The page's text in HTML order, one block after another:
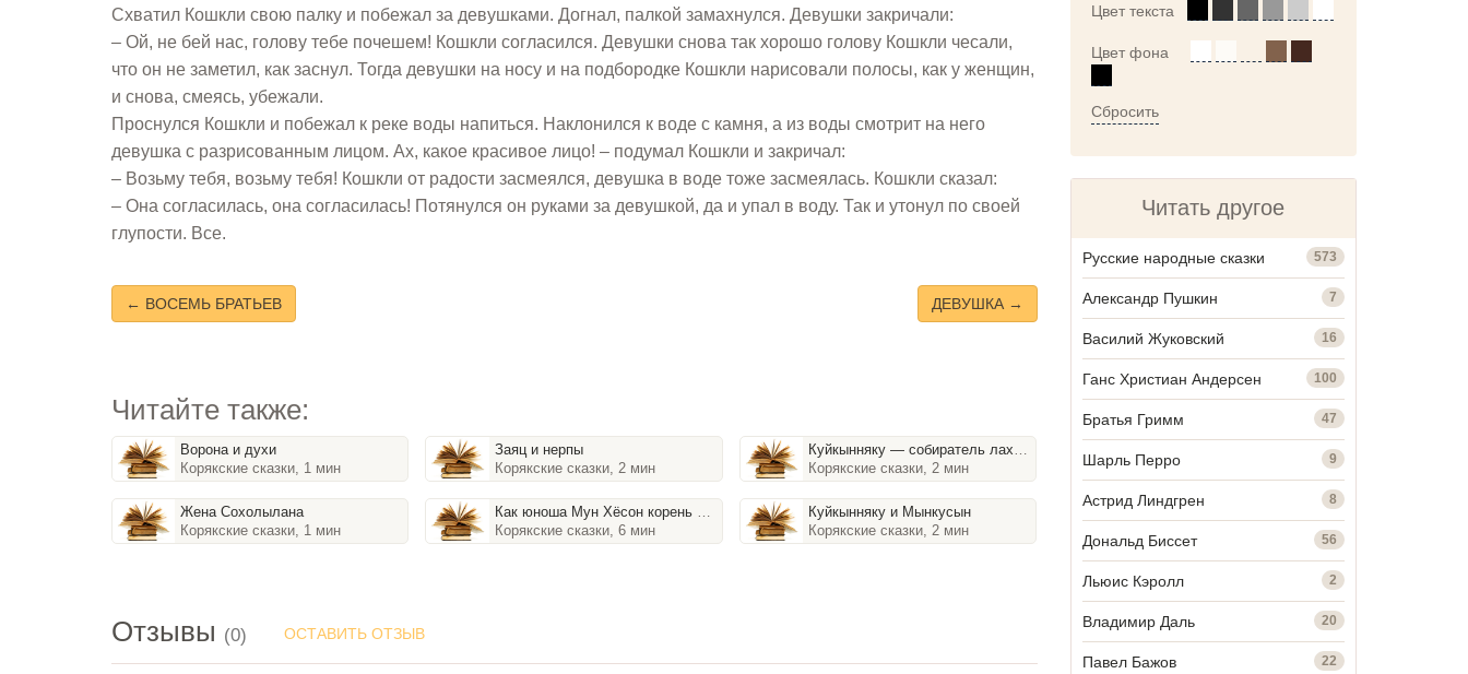
Схватил Кошкли свою палку и побежал за девушками. Догнал, палкой замахнулся. Девушки закричали:
– Ой, не бей нас, голову тебе почешем! Кошкли согласился. Девушки снова так хорошо голову Кошкли чесали,
что он не заметил, как заснул. Тогда девушки на носу и на подбородке Кошкли нарисовали полосы, как у женщин,
и снова, смеясь, убежали.
Проснулся Кошкли и побежал к реке воды напиться. Наклонился к воде с камня, а из воды смотрит на него
девушка с разрисованным лицом. Ах, какое красивое лицо! – подумал Кошкли и закричал:
– Возьму тебя, возьму тебя! Кошкли от радости засмеялся, девушка в воде тоже засмеялась. Кошкли сказал:
– Она согласилась, она согласилась! Потянулся он руками за девушкой, да и упал в воду. Так и утонул по своей
глупости. Все.
← ВОСЕМЬ БРАТЬЕВ ДЕВУШКА →
Читайте также:
Ворона и духи
Корякские сказки, 1 мин
Жена Сохолылана
Корякские сказки, 1 мин
Заяц и нерпы
Корякские сказки, 2 мин
Как юноша Мун Хёсон корень жизни добыл
Корякские сказки, 6 мин
Куйкынняку — собиратель лахтачьего жира
Корякские сказки, 2 мин
Куйкынняку и Мынкусын
Корякские сказки, 2 мин
Отзывы (0) ОСТАВИТЬ ОТЗЫВ
Цвет текста
Цвет фона
Сбросить
Читать другое
Русские народные сказки 573
Александр Пушкин 7
Василий Жуковский 16
Ганс Христиан Андерсен 100
Братья Гримм 47
Шарль Перро 9
Астрид Линдгрен 8
Дональд Биссет 56
Льюис Кэролл 2
Владимир Даль 20
Павел Бажов 22